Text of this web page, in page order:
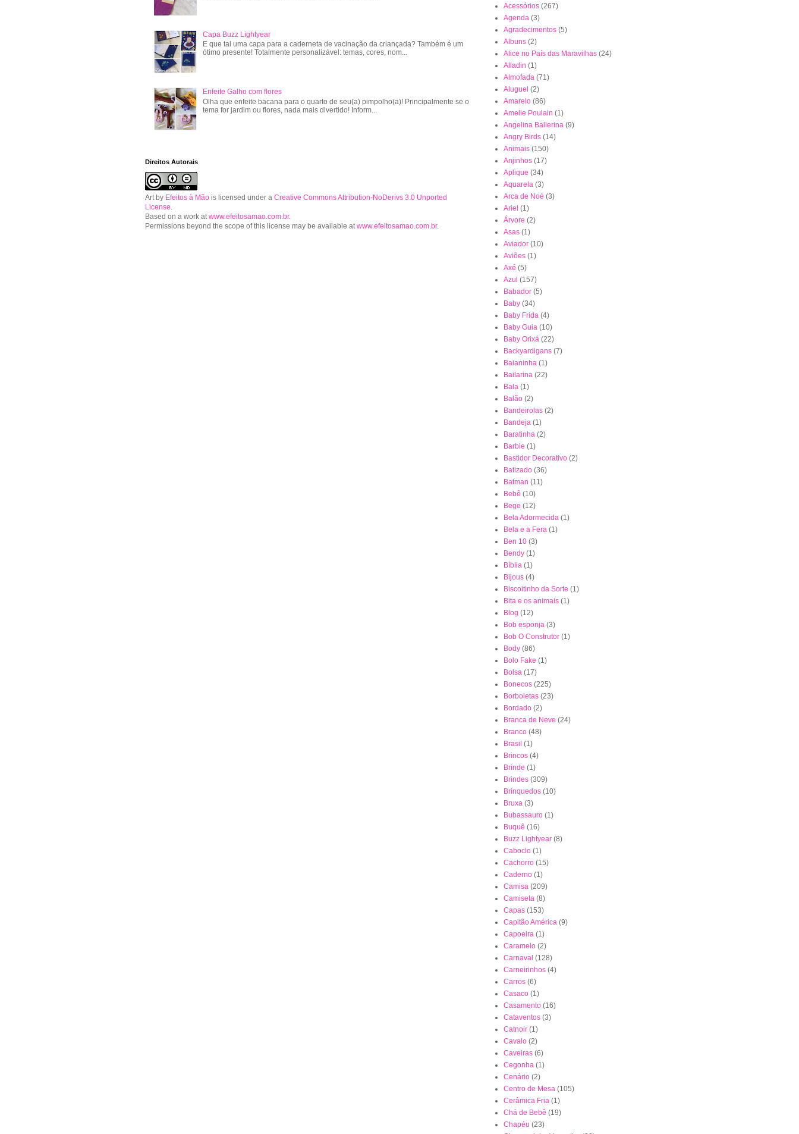
Capa Buzz Lightyear
E que tal uma capa para a caderneta de vacinação da criançada? Também é um
ótimo presente! Totalmente personalizável: temas, cores, nom...
Enfeite Galho com flores
Olha que enfeite bacana para o quarto de seu(a) pimpolho(a)! Principalmente se o
tema for jardim ou flores, nada mais divertido! Inform...
Direitos Autorais
Art by Efeitos à Mão is licensed under a Creative Commons Attribution-NoDerivs 3.0 Unported
License
Based on a work at www.efeitosamao.com.br.
Permissions beyond the scope of this license may be available at www.efeitosamao.com.br.
Acessórios (267)
Agenda (3)
Agradecimentos (5)
Albuns (2)
Alice no País das Maravilhas (24)
Alladin (1)
Almofada (71)
Aluguel (2)
Amarelo (86)
Amelie Poulain (1)
Angelina Ballerina (9)
Angry Birds (14)
Animais (150)
Anjinhos (17)
Aplique (34)
Aquarela (3)
Arca de Noé (3)
Ariel (1)
Árvore (2)
Asas (1)
Aviador (10)
Aviões (1)
Axé (5)
Azul (157)
Babador (5)
Baby (34)
Baby Frida (4)
Baby Guia (10)
Baby Orixá (22)
Backyardigans (7)
Baianinha (1)
Bailarina (22)
Bala (1)
Balão (2)
Bandeirolas (2)
Bandeja (1)
Baratinha (2)
Barbie (1)
Bastidor Decorativo (2)
Batizado (36)
Batman (11)
Bebê (10)
Bege (12)
Bela Adormecida (1)
Bela e a Fera (1)
Ben 10 (3)
Bendy (1)
Bíblia (1)
Bijous (4)
Biscoitinho da Sorte (1)
Bita e os animais (1)
Blog (12)
Bob esponja (3)
Bob O Construtor (1)
Body (86)
Bolo Fake (1)
Bolsa (17)
Bonecos (225)
Borboletas (23)
Bordado (2)
Branca de Neve (24)
Branco (48)
Brasil (1)
Brincos (4)
Brinde (1)
Brindes (309)
Brinquedos (10)
Bruxa (3)
Bubassauro (1)
Buquê (16)
Buzz Lightyear (8)
Caboclo (1)
Cachorro (15)
Caderno (1)
Camisa (209)
Camiseta (8)
Capas (153)
Capitão América (9)
Capoeira (1)
Caramelo (2)
Carnaval (128)
Carneirinhos (4)
Carros (6)
Casaco (1)
Casamento (16)
Cataventos (3)
Catnoir (1)
Cavalo (2)
Caveiras (6)
Cegonha (1)
Cenário (2)
Centro de Mesa (105)
Cerâmica Fria (1)
Chá de Bebê (19)
Chapéu (23)